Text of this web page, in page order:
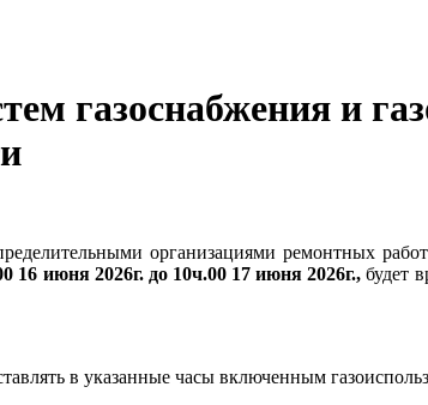
газоснабжения и
организациями ремонтных
16 июня 2026г. до 10ч.00 17 июня 2026г., будет
в указанные часы включенным